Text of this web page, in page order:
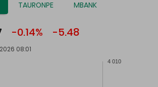
TAURONPE MBANK
-0.14% -5.48
08:01
4 010